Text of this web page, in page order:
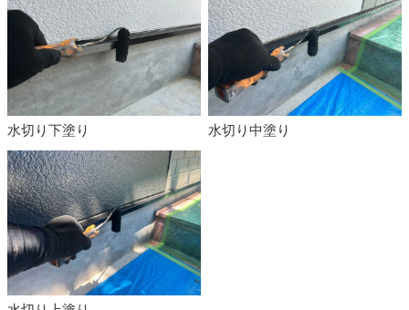
水切り下塗り 水切り中塗り